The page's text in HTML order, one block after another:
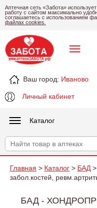
Аптечная сеть «Забота»
работу с сайтом максимально
соглашаетесь с использованием
файлах cookies.
Ваш город: Иваново
Личный кабинет
Каталог
Главная > Каталог > БАД
забол.костей,
БАД -